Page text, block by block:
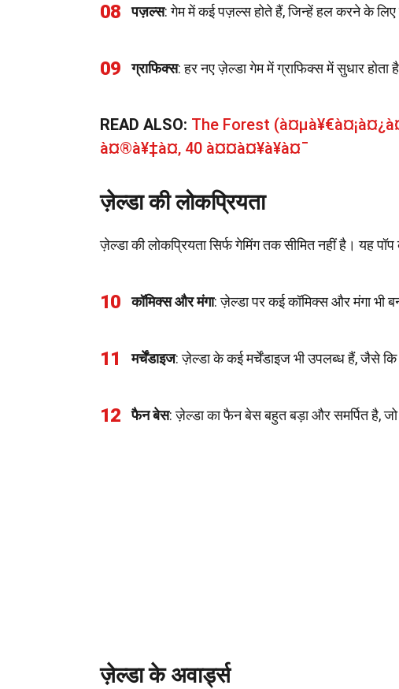
08 पज़ल्स: गेम में कई पज़ल्स होते हैं, जिन्हें हल करने के लिए
09 ग्राफिक्स: हर नए ज़ेल्डा गेम में ग्राफिक्स में सुधार
READ ALSO: The Forest
à¤®à¥‡à¤‚ 40 à¤¤à¤¥à¥à¤¯
ज़ेल्डा की लोकप्रियता
ज़ेल्डा की लोकप्रियता सिर्फ गेमिंग तक सीमित नहीं है। यह
10 कॉमिक्स और मंगा: ज़ेल्डा पर कई कॉमिक्स और मंगा भी
11 मर्चेंडाइज: ज़ेल्डा के कई मर्चेंडाइज भी उपलब्ध हैं, जैसे कि
12 फैन बेस: ज़ेल्डा का फैन बेस बहुत बड़ा और समर्पित है,
ज़ेल्डा के अवार्ड्स